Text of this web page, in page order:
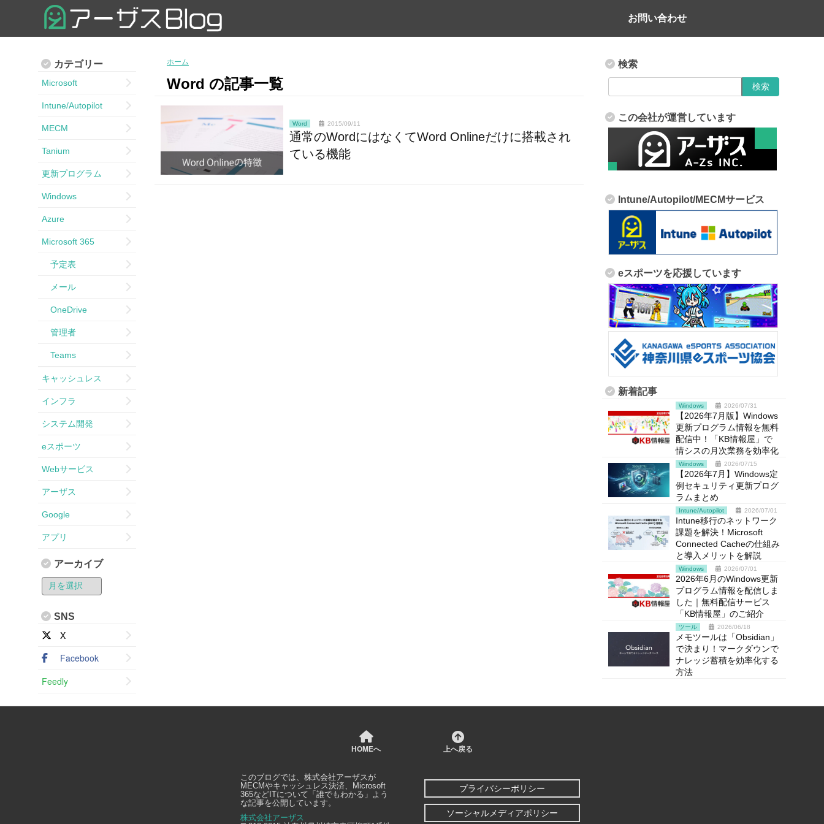
お問い合わせ
ホーム
Word の記事一覧
Word 2015/09/11
通常のWordにはなくてWord Onlineだけに搭載され
ている機能
検索
この会社が運営しています
Intune/Autopilot/MECMサービス
eスポーツを応援しています
新着記事
Windows 2026/07/31
【2026年7月版】Windows
更新プログラム情報を無料
配信中！「KB情報屋」で
情シスの月次業務を効率化
Windows 2026/07/15
【2026年7月】Windows定
例セキュリティ更新プログ
ラムまとめ
Intune/Autopilot 2026/07/01
Intune移行のネットワーク
課題を解決！Microsoft
Connected Cacheの仕組み
と導入メリットを解説
Windows 2026/07/01
2026年6月のWindows更新
プログラム情報を配信しま
した｜無料配信サービス
「KB情報屋」のご紹介
ツール 2026/06/18
メモツールは「Obsidian」
で決まり！マークダウンで
ナレッジ蓄積を効率化する
方法
カテゴリー
Microsoft
Intune/Autopilot
MECM
Tanium
更新プログラム
Windows
Azure
Microsoft 365
予定表
メール
OneDrive
管理者
Teams
キャッシュレス
インフラ
システム開発
eスポーツ
Webサービス
アーザス
Google
アプリ
アーカイブ
SNS
X
Facebook
Feedly
HOMEへ 上へ戻る
このブログでは、 株式会社アーザスが
MECMやキャッシュレス決済、Microsoft
365などITについて「誰でもわかる」よう
な記事を公開しています。
株式会社アーザス
プライバシーポリシー
ソーシャルメディアポリシー